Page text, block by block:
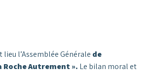
lieu l’Assemblée Générale de
Roche Autrement ». Le bilan moral et